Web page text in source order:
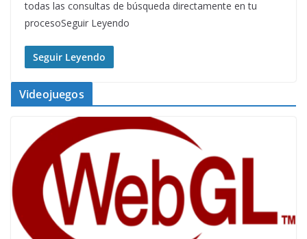
todas las consultas de búsqueda directamente en tu
procesoSeguir Leyendo
Seguir Leyendo
Videojuegos